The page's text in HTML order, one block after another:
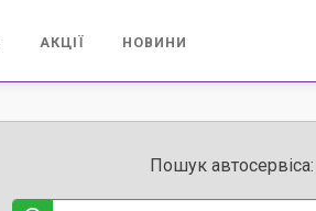
АКЦІЇ НОВИНИ
Пошук автосервіса: